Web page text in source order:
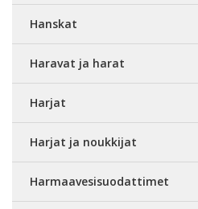
Hanskat
Haravat ja harat
Harjat
Harjat ja noukkijat
Harmaavesisuodattimet